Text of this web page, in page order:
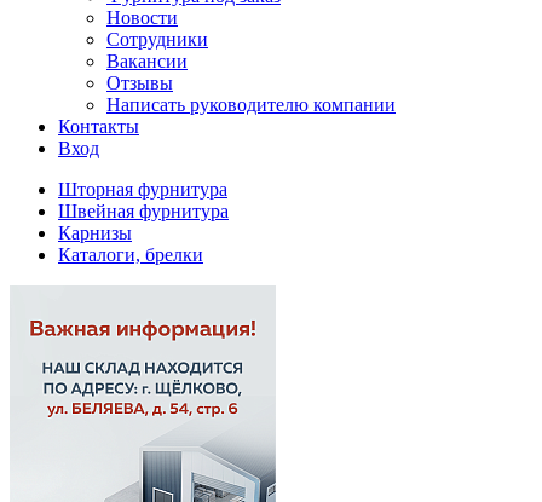
Новости
Сотрудники
Вакансии
Отзывы
Написать руководителю компании
Контакты
Вход
Шторная фурнитура
Швейная фурнитура
Карнизы
Каталоги, брелки